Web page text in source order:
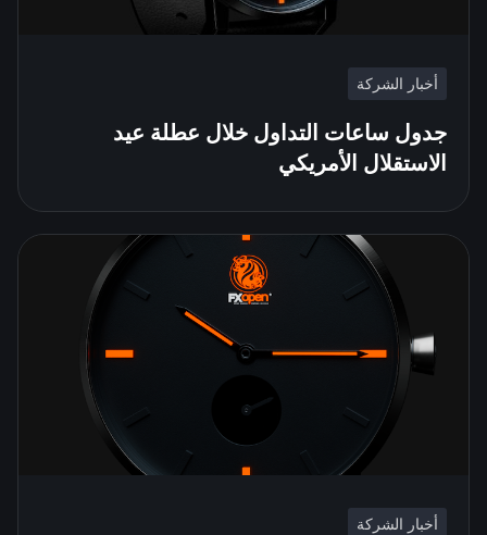
أخبار الشركة
جدول ساعات التداول خلال عطلة عيد
الاستقلال الأمريكي
أخبار الشركة